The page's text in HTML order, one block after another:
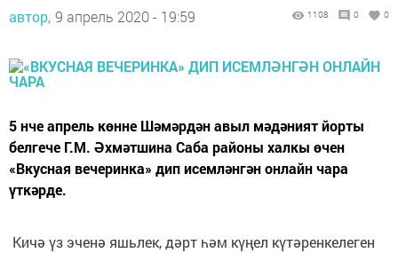
автор, 9 апрель 2020 - 19:59 1108 0 0
5 нче апрель көнне Шәмәрдән авыл мәдәният йорты
белгече Г.М. Әхмәтшина Саба районы халкы өчен
«Вкусная вечеринка» дип исемләнгән онлайн чара
үткәрде.
Кичә үз эченә яшьлек, дәрт һәм күңел күтәренкелеген